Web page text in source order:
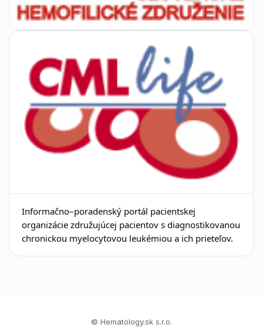
Informačno–poradenský portál pacientskej
organizácie združujúcej pacientov s diagnostikovanou
chronickou myelocytovou leukémiou a ich prieteľov.
© Hematology.sk s.r.o.